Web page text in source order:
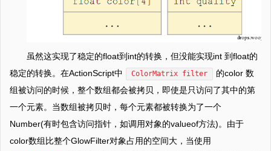
虽然这实现了稳定的float到int的转换，但没能实现int 到float的
稳定的转换。在ActionScript中
ColorMatrix filter
的color 数
组被访问的时候，整个数组都会被拷贝，即使是只访问了其中的第
一个元素。当数组被拷贝时，每个元素都被转换为了一个
Number(有时包含访问指针，如调用对象的valueof方法)。由于
color数组比整个GlowFilter对象占用的空间大，当使用